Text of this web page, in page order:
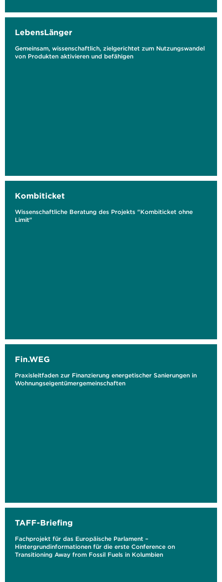
LebensLänger
Gemeinsam, wissenschaftlich, zielgerichtet zum Nutzungswandel
von Produkten aktivieren und befähigen
Kombiticket
Wissenschaftliche Beratung des Projekts "Kombiticket ohne
Limit"
Fin.WEG
Praxisleitfaden zur Finanzierung energetischer Sanierungen in
Wohnungseigentümergemeinschaften
TAFF-Briefing
Fachprojekt für das Europäische Parlament –
Hintergrundinformationen für die erste Conference on
Transitioning Away from Fossil Fuels in Kolumbien